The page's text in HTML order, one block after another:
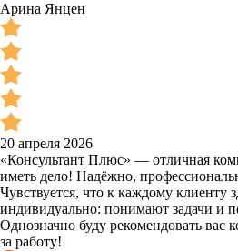
Арина Янцен
20 апреля 2026
«Консультант Плюс» — отличная
иметь дело! Надёжно,
Чувствуется, что к каждому клиенту
индивидуально: понимают задачи и
Однозначно буду рекомендовать вас
за работу!